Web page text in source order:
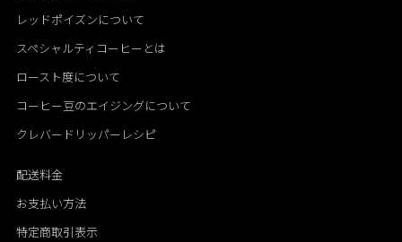
レッドポイズンについて
スペシャルティコーヒーとは
ロースト度について
コーヒー豆のエイジングについて
クレバードリッパーレシピ
配送料金
お支払い方法
特定商取引表示